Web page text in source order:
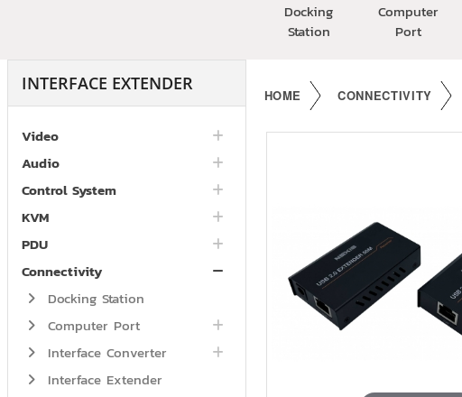
Docking
Station
Computer
Port
INTERFACE EXTENDER
Video
Audio
Control System
KVM
PDU
Connectivity
Docking Station
Computer Port
Interface Converter
Interface Extender
HOME CONNECTIVITY